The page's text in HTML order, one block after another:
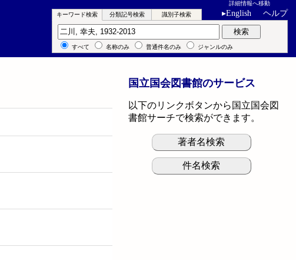
詳細情報へ移動
▸English ヘルプ
キーワード検索 分類記号検索 識別子検索
キーワード検索 検索
すべて 名称のみ 普通件名のみ ジャンルのみ
国立国会図書館のサービス
以下のリンクボタンから国立国会図
書館サーチで検索ができます。
著者名検索
件名検索